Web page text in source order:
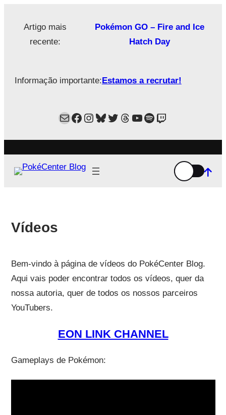
Artigo mais
recente:
Pokémon GO – Fire and Ice
Hatch Day
Informação importante:Estamos a recrutar!
MailFacebook
Instagram
Bluesky
Twitter
Estamos no Threads!
YouTube
Spotify
Twitch
Vídeos
Bem-vindo à página de vídeos do PokéCenter Blog.
Aqui vais poder encontrar todos os vídeos, quer da
nossa autoria, quer de todos os nossos parceiros
YouTubers.
EON LINK CHANNEL
Gameplays de Pokémon: